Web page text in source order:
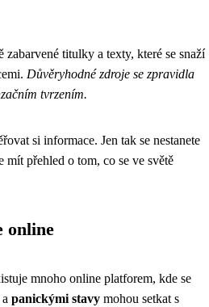
zabarvené titulky a texty, které se snaží
Důvěryhodné zdroje se zpravidla
tvrzením.
si informace. Jen tak se nestanete
mít přehled o tom, co se ve světě
online
mnoho online platforem, kde se
a panickými stavy mohou setkat s